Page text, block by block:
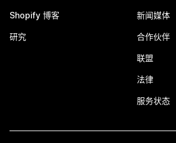
Shopify 博客
研究
新闻媒体
合作伙伴
联盟
法律
服务状态